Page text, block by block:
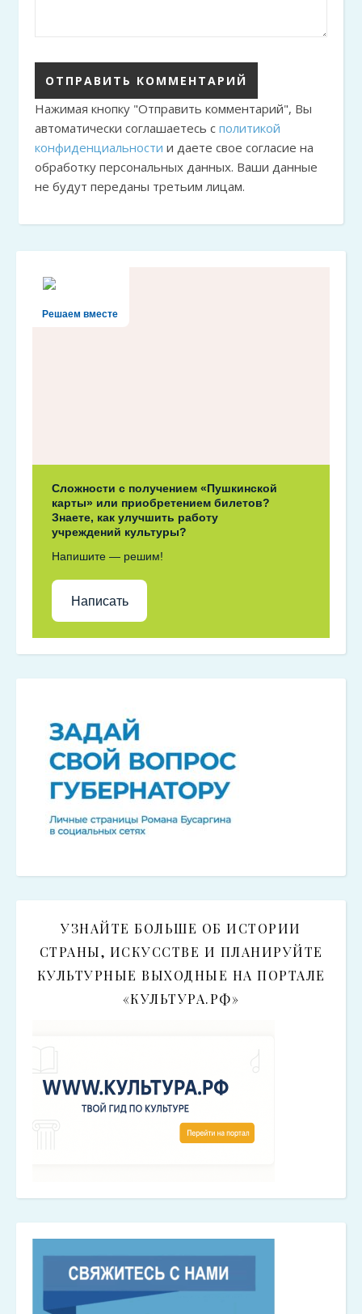
Нажимая кнопку "Отправить комментарий", Вы
автоматически соглашаетесь с политикой
конфиденциальности и даете свое согласие на
обработку персональных данных. Ваши данные
не будут переданы третьим лицам.
Решаем вместе
Сложности с получением «Пушкинской
карты» или приобретением билетов?
Знаете, как улучшить работу
учреждений культуры?
Напишите — решим!
Написать
УЗНАЙТЕ БОЛЬШЕ ОБ ИСТОРИИ
СТРАНЫ, ИСКУССТВЕ И ПЛАНИРУЙТЕ
КУЛЬТУРНЫЕ ВЫХОДНЫЕ НА ПОРТАЛЕ
«КУЛЬТУРА.РФ»